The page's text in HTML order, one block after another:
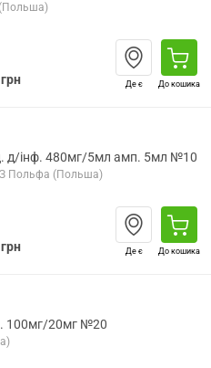
грн Де є До кошика
д/інф. 480мг/5мл амп. 5мл №10
Польфа (Польша)
грн Де є До кошика
100мг/20мг №20